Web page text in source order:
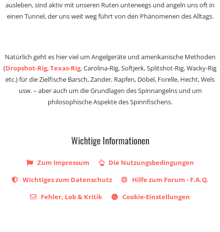
ausleben, sind aktiv mit unseren Ruten unterwegs und angeln uns oft in
einen Tunnel, der uns weit weg führt von den Phänomenen des Alltags.
Natürlich geht es hier viel um Angelgeräte und amerikanische Methoden
(Dropshot-Rig,Texas-Rig, Carolina-Rig, Softjerk, Splitshot-Rig, Wacky-Rig
etc.) für die Zielfische Barsch, Zander, Rapfen, Döbel, Forelle, Hecht, Wels
usw. – aber auch um die Grundlagen des Spinnangelns und um
philosophische Aspekte des Spinnfischens.
Wichtige Informationen
Zum Impressum
Die Nutzungsbedingungen
Wichtiges zum Datenschutz
Hilfe zum Forum - F.A.Q.
Fehler, Lob & Kritik
Cookie-Einstellungen